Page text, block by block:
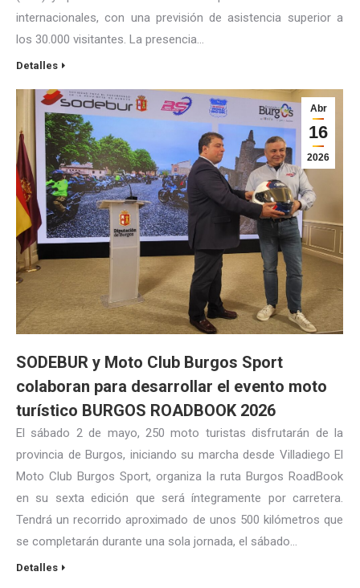
internacionales, con una previsión de asistencia superior a
los 30.000 visitantes. La presencia…
Detalles
Abr
16
2026
SODEBUR y Moto Club Burgos Sport
colaboran para desarrollar el evento moto
turístico BURGOS ROADBOOK 2026
El sábado 2 de mayo, 250 moto turistas disfrutarán de la
provincia de Burgos, iniciando su marcha desde Villadiego El
Moto Club Burgos Sport, organiza la ruta Burgos RoadBook
en su sexta edición que será íntegramente por carretera.
Tendrá un recorrido aproximado de unos 500 kilómetros que
se completarán durante una sola jornada, el sábado…
Detalles